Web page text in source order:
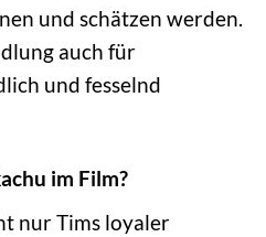
und schätzen werden.
auch für
und fesselnd
im Film?
nur Tims loyaler